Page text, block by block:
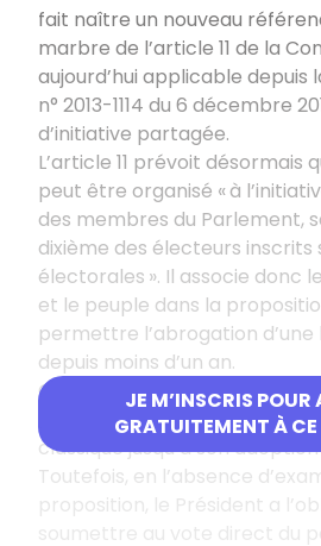
JE M’INSCRIS POUR
GRATUITEMENT À
fait naître un nouveau
marbre de l’article 11 de la
aujourd’hui applicable depuis
n° 2013-1114 du 6 décembre
d’initiative partagée.
L’article 11 prévoit désormais
peut être organisé « à
des membres du Parlement,
dixième des électeurs inscrits
électorales ». Il associe donc
et le peuple dans la
permettre l’abrogation
depuis moins d’un an.
Cette proposition est
assemblées et suit le
classique jusqu’à son
Toutefois, en l’absence
proposition, le Président a